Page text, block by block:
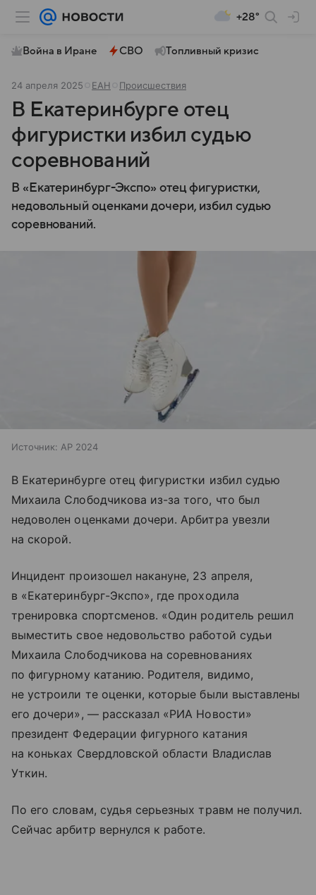
+28°
Война в Иране СВО Топливный кризис
24 апреля 2025 ЕАН Происшествия
В Екатеринбурге отец
фигуристки избил судью
соревнований
В «Екатеринбург-Экспо» отец фигуристки,
недовольный оценками дочери, избил судью
соревнований.
Источник: AP 2024
В Екатеринбурге отец фигуристки избил судью
Михаила Слободчикова из-за того, что был
недоволен оценками дочери. Арбитра увезли
на скорой.
Инцидент произошел накануне, 23 апреля,
в «Екатеринбург-Экспо», где проходила
тренировка спортсменов. «Один родитель решил
выместить свое недовольство работой судьи
Михаила Слободчикова на соревнованиях
по фигурному катанию. Родителя, видимо,
не устроили те оценки, которые были выставлены
его дочери», — рассказал «РИА Новости»
президент Федерации фигурного катания
на коньках Свердловской области Владислав
Уткин.
По его словам, судья серьезных травм не получил.
Сейчас арбитр вернулся к работе.